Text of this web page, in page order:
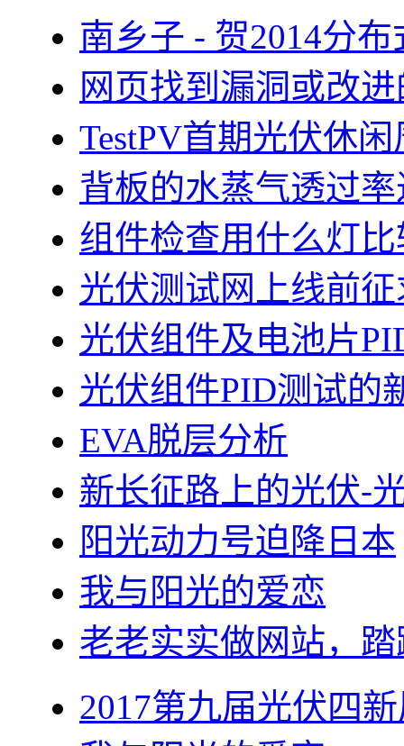
南乡子 - 贺2014分
网页找到漏洞或改
TestPV首期光伏休
背板的水蒸气透过
组件检查用什么灯
光伏测试网上线前
光伏组件及电池片
光伏组件PID测试的
EVA脱层分析
新长征路上的光伏-
阳光动力号迫降日本
我与阳光的爱恋
老老实实做网站，
2017第九届光伏四